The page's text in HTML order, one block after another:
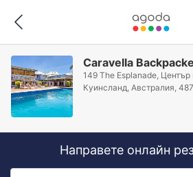
Caravella
149 The Esplanade,
Куинсланд, Австралия,
Направете онлайн